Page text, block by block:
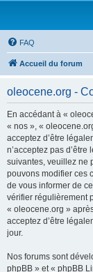
FAQ
Accueil du forum
oleocene.org -
En accédant à «
« nos », «
acceptez d’être
n’acceptez pas
suivantes, veuillez ne
pouvons modifier ces
de vous informer de
vérifier régulièrement
« oleocene.org »
acceptez d’être
jour.
Nos forums sont
phpBB » et « phpBB